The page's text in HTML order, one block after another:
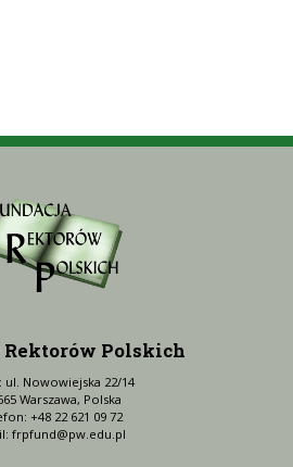
Rektorów Polskich
ul. Nowowiejska 22/14
Warszawa, Polska
+48 22 621 09 72
frpfund@pw.edu.pl